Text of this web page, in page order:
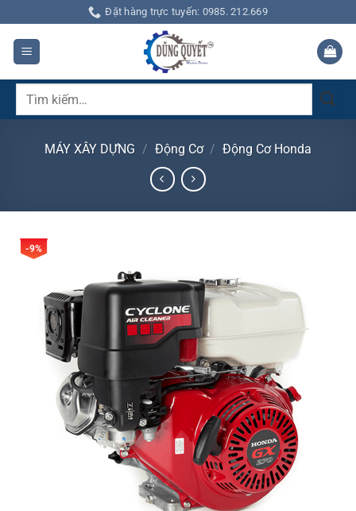
qua
dung
Đặt hàng trực tuyến: 0985. 212.669
Tìm
MÁY XÂY DỰNG / Động Cơ / Động Cơ Honda
-9%